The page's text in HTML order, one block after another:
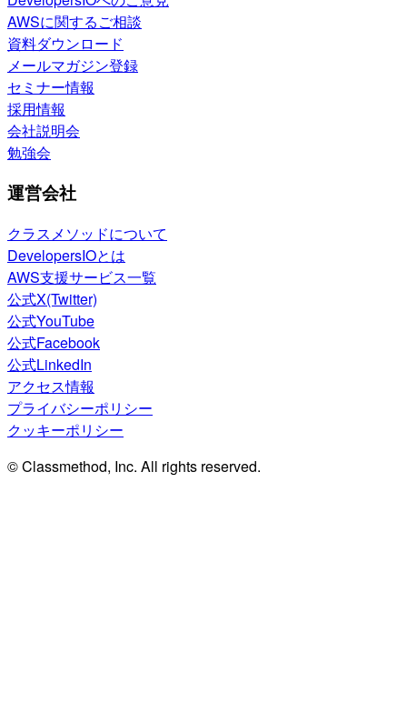
AWSに関するご相談
資料ダウンロード
メールマガジン登録
セミナー情報
採用情報
会社説明会
勉強会
運営会社
クラスメソッドについて
DevelopersIOとは
AWS支援サービス一覧
公式X(Twitter)
公式YouTube
公式Facebook
公式LinkedIn
アクセス情報
プライバシーポリシー
クッキーポリシー
© Classmethod, Inc. All rights reserved.